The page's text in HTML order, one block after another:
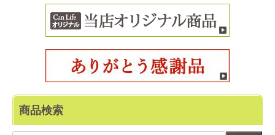
商品検索